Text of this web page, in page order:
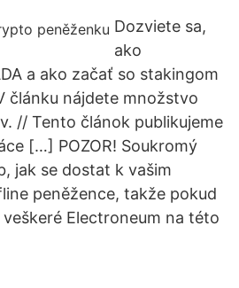
Dozviete sa,
ako
a ako začať so stakingom
článku nájdete množstvo
// Tento článok publikujeme
[…] POZOR! Soukromý
jak se dostat k vašim
peněžence, takže pokud
Electroneum na této